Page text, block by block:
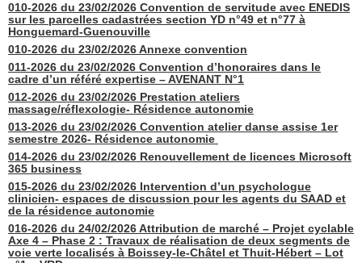
010-2026 du 23/02/2026 Convention de servitude avec ENEDIS
sur les parcelles cadastrées section YD n°49 et n°77 à
Honguemard-Guenouville
010-2026 du 23/02/2026 Annexe convention
011-2026 du 23/02/2026 Convention d’honoraires dans le
cadre d’un référé expertise – AVENANT N°1
012-2026 du 23/02/2026 Prestation ateliers
massage/réflexologie- Résidence autonomie
013-2026 du 23/02/2026 Convention atelier danse assise 1er
semestre 2026- Résidence autonomie
014-2026 du 23/02/2026 Renouvellement de licences Microsoft
365 business
015-2026 du 23/02/2026 Intervention d’un psychologue
clinicien- espaces de discussion pour les agents du SAAD et
de la résidence autonomie
016-2026 du 24/02/2026 Attribution de marché – Projet cyclable
Axe 4 – Phase 2 : Travaux de réalisation de deux segments de
voie verte localisés à Boissey-le-Châtel et Thuit-Hébert – Lot